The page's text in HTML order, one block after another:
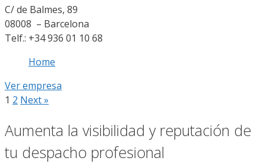
C/ de Balmes, 89
08008 – Barcelona
Telf.: +34 936 01 10 68
Home
Ver empresa
1 2 Next »
Aumenta la visibilidad y reputación de
tu despacho profesional